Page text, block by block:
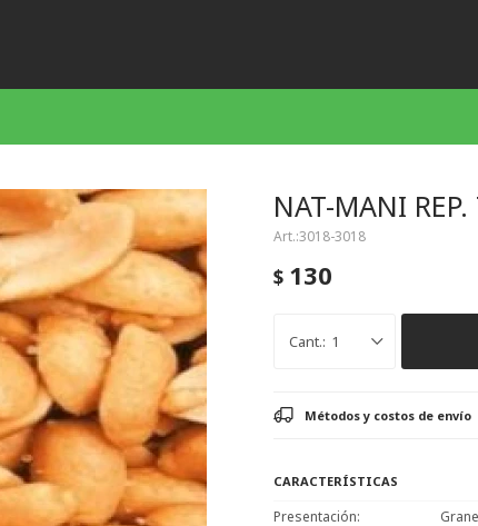
NAT-MANI
3018-3018
$ 130
1
Métodos y costos de envío
CARACTERÍSTICAS
Presentación